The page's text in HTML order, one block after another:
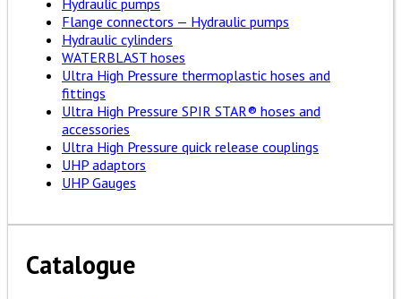
Hydraulic pumps
Flange connectors — Hydraulic pumps
Hydraulic cylinders
WATERBLAST hoses
Ultra High Pressure thermoplastic hoses and
fittings
Ultra High Pressure SPIR STAR® hoses and
accessories
Ultra High Pressure quick release couplings
UHP adaptors
UHP Gauges
Catalogue